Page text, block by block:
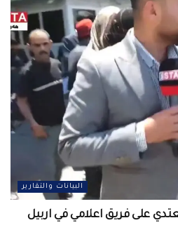
البيانات والتقارير
على فريق اعلامي في اربيل